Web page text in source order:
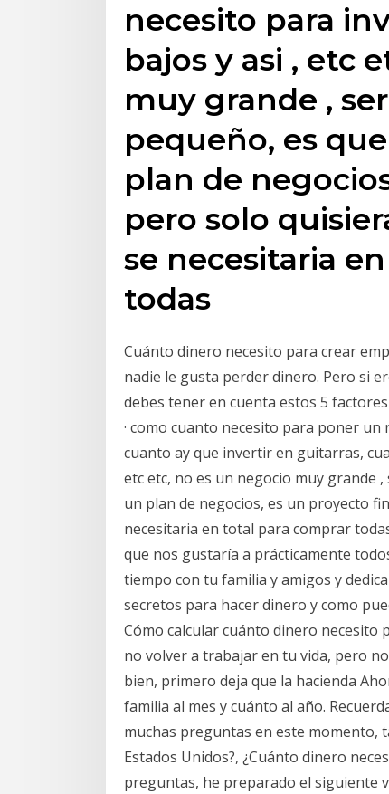
necesito para
bajos y asi , etc
muy grande ,
pequeño, es
plan de
pero solo
se necesitaria
todas
Cuánto dinero necesito para crear
nadie le gusta perder dinero. Pero si
debes tener en cuenta estos 5
· como cuanto necesito para poner
cuanto ay que invertir en guitarras,
etc etc, no es un negocio muy grande
un plan de negocios, es un proyecto
necesitaria en total para comprar
que nos gustaría a prácticamente
tiempo con tu familia y amigos y
secretos para hacer dinero y como
Cómo calcular cuánto dinero necesito
no volver a trabajar en tu vida, pero
bien, primero deja que la hacienda
familia al mes y cuánto al año.
muchas preguntas en este momento,
Estados Unidos?, ¿Cuánto dinero
preguntas, he preparado el siguiente